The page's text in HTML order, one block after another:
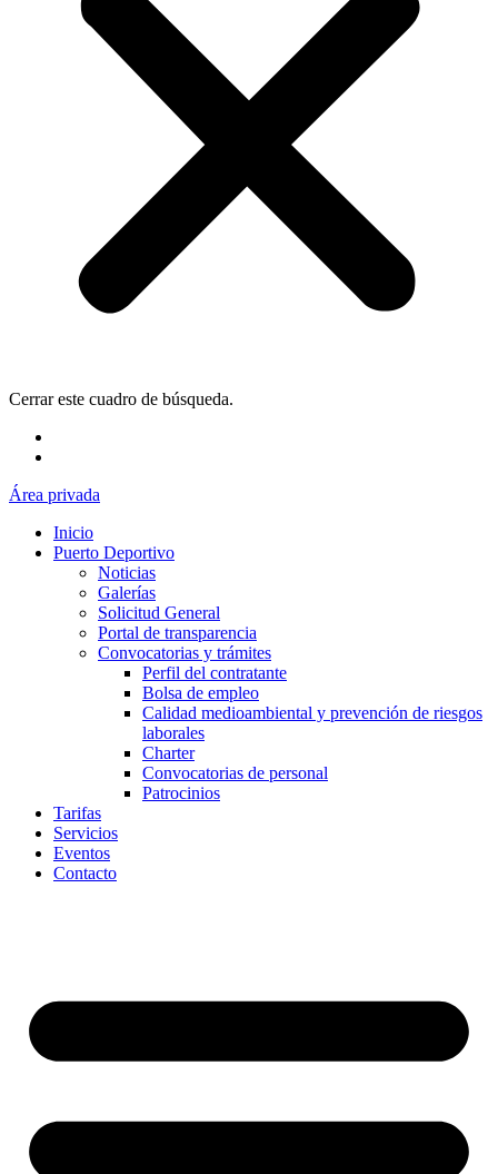
Cerrar este cuadro de búsqueda.
Área privada
Inicio
Puerto Deportivo
Noticias
Galerías
Solicitud General
Portal de transparencia
Convocatorias y trámites
Perfil del contratante
Bolsa de empleo
Calidad medioambiental y prevención de riesgos
laborales
Charter
Convocatorias de personal
Patrocinios
Tarifas
Servicios
Eventos
Contacto